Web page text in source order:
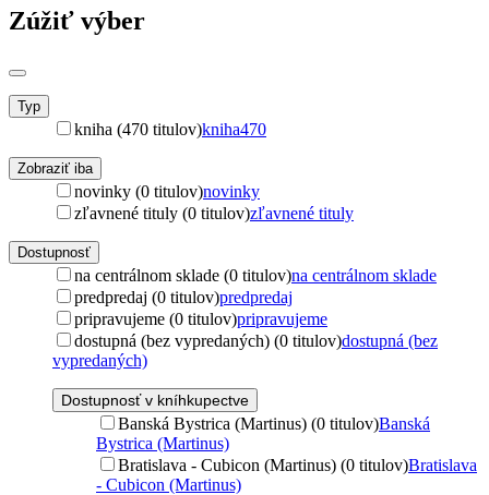
Zúžiť výber
Typ
kniha (470 titulov)kniha470
Zobraziť iba
novinky (0 titulov)novinky
zľavnené tituly (0 titulov)zľavnené tituly
Dostupnosť
na centrálnom sklade (0 titulov)na centrálnom sklade
predpredaj (0 titulov)predpredaj
pripravujeme (0 titulov)pripravujeme
dostupná (bez vypredaných) (0 titulov)dostupná (bez
vypredaných)
Dostupnosť v kníhkupectve
Banská Bystrica (Martinus) (0 titulov)Banská
Bystrica (Martinus)
Bratislava - Cubicon (Martinus) (0 titulov)Bratislava
- Cubicon (Martinus)